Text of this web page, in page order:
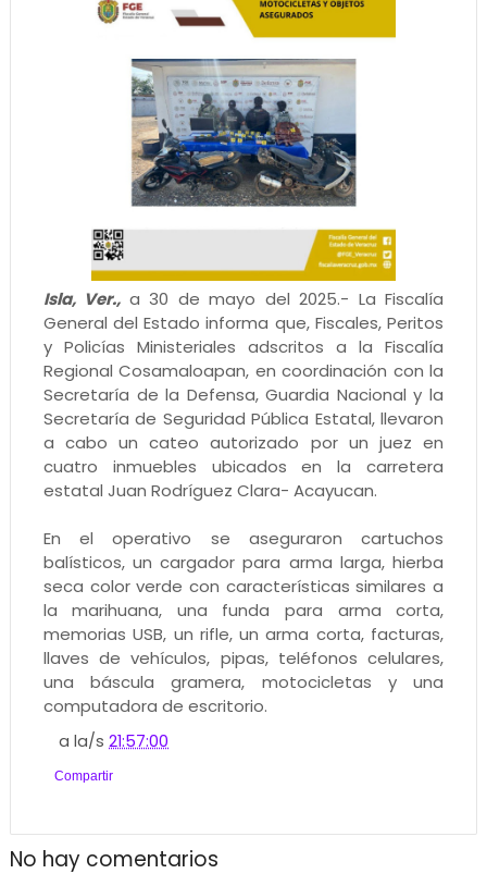
Isla, Ver., a 30 de mayo del 2025.- La Fiscalía
General del Estado informa que, Fiscales, Peritos
y Policías Ministeriales adscritos a la Fiscalía
Regional Cosamaloapan, en coordinación con la
Secretaría de la Defensa, Guardia Nacional y la
Secretaría de Seguridad Pública Estatal, llevaron
a cabo un cateo autorizado por un juez en
cuatro inmuebles ubicados en la carretera
estatal Juan Rodríguez Clara- Acayucan.
En el operativo se aseguraron cartuchos
balísticos, un cargador para arma larga, hierba
seca color verde con características similares a
la marihuana, una funda para arma corta,
memorias USB, un rifle, un arma corta, facturas,
llaves de vehículos, pipas, teléfonos celulares,
una báscula gramera, motocicletas y una
computadora de escritorio.
a la/s21:57:00
Compartir
No hay comentarios